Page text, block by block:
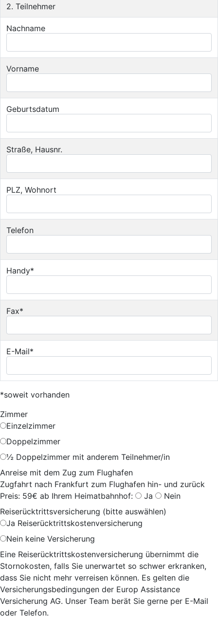
2. Teilnehmer
Nachname
Vorname
Geburtsdatum
Straße, Hausnr.
PLZ, Wohnort
Telefon
Handy*
Fax*
E-Mail*
*soweit vorhanden
Zimmer
Einzelzimmer
Doppelzimmer
½ Doppelzimmer mit anderem Teilnehmer/in
Anreise mit dem Zug zum Flughafen
Zugfahrt nach Frankfurt zum Flughafen hin- und zurück
Preis: 59€ ab Ihrem Heimatbahnhof:
Ja
Nein
Reiserücktrittsversicherung (bitte auswählen)
Ja Reiserücktrittskostenversicherung
Nein keine Versicherung
Eine Reiserücktrittskostenversicherung übernimmt die
Stornokosten, falls Sie unerwartet so schwer erkranken,
dass Sie nicht mehr verreisen können. Es gelten die
Versicherungsbedingungen der Europ Assistance
Versicherung AG. Unser Team berät Sie gerne per E-Mail
oder Telefon.